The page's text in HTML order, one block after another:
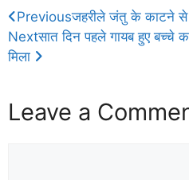
Previousजहरीले जंतु के काटने से
Nextसात दिन पहले गायब हुए बच्चे
मिला
Leave a